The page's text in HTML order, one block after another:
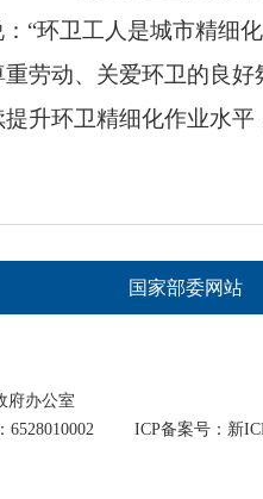
“环卫工人是城市精细
劳动、关爱环卫的良
升环卫精细化作业水
国家部委网站
府办公室
6528010002 ICP备案号：新